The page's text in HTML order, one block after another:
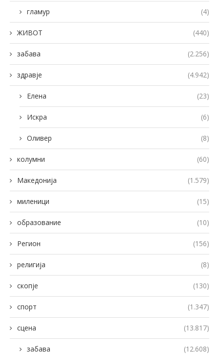
гламур (4)
ЖИВОТ (440)
забава (2.256)
здравје (4.942)
Елена (23)
Искра (6)
Оливер (8)
колумни (60)
Македонија (1.579)
миленици (15)
образование (10)
Регион (156)
религија (8)
скопје (130)
спорт (1.347)
сцена (13.817)
забава (12.608)